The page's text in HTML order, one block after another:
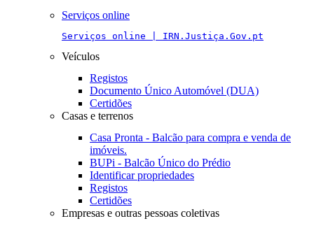
Serviços online
Serviços online | IRN.Justiça.Gov.pt
Veículos
Registos
Documento Único Automóvel (DUA)
Certidões
Casas e terrenos
Casa Pronta - Balcão para compra e venda de
imóveis.
BUPi - Balcão Único do Prédio
Identificar propriedades
Registos
Certidões
Empresas e outras pessoas coletivas